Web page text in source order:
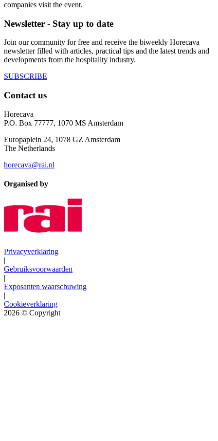
companies visit the event.
Newsletter - Stay up to date
Join our community for free and receive the biweekly Horecava
newsletter filled with articles, practical tips and the latest trends and
developments from the hospitality industry.
SUBSCRIBE
Contact us
Horecava
P.O. Box 77777, 1070 MS Amsterdam
Europaplein 24, 1078 GZ Amsterdam
The Netherlands
horecava@rai.nl
Organised by
Privacyverklaring
|
Gebruiksvoorwaarden
|
Exposanten waarschuwing
|
Cookieverklaring
2026 © Copyright